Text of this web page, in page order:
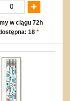
w ciągu 72h
18 *